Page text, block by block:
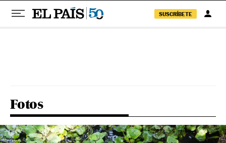
SUSCRÍBETE
Fotos